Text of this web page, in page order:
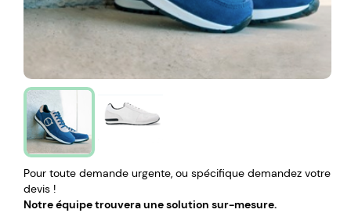
Pour toute demande urgente, ou spécifique demandez votre
devis !
Notre équipe trouvera une solution sur-mesure.